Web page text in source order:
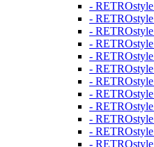
-
-
-
-
-
-
-
-
-
-
-
-